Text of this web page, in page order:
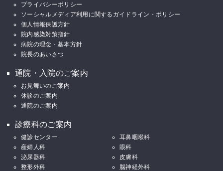
プライバシーポリシー
ソーシャルメディア利用に関するガイドライン・ポリシー
個人情報保護方針
院内感染対策指針
病院の理念・基本方針
院長のあいさつ
通院・入院のご案内
お見舞いのご案内
休診のご案内
通院のご案内
診療科のご案内
健診センター
耳鼻咽喉科
産婦人科
眼科
泌尿器科
皮膚科
整形外科
脳神経外科